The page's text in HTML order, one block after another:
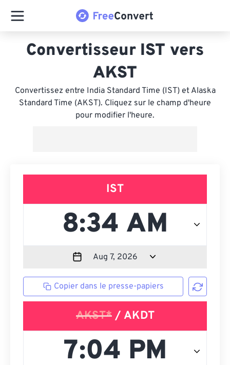
Convertisseur IST vers
AKST
Convertissez entre India Standard Time (IST) et Alaska
Standard Time (AKST). Cliquez sur le champ d'heure
pour modifier l'heure.
IST
Copier dans le presse-papiers
AKST*/ AKDT